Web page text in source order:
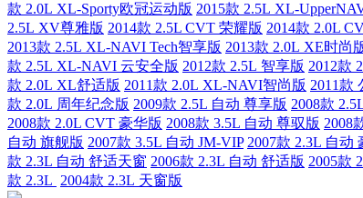
款 2.0L XL-Sporty欧冠运动版 2015款 2.5L XL-
2.5L XV尊雅版 2014款 2.5L CVT 荣耀版 2014款 2.0L
2013款 2.5L XL-NAVI Tech智享版 2013款 2.0L XE时尚
款 2.5L XL-NAVI 云安全版 2012款 2.5L 智享版 2012款
款 2.0L XL舒适版 2011款 2.0L XL-NAVI智尚版 2011款
款 2.0L 周年纪念版 2009款 2.5L 自动 尊享版 2008款
2008款 2.0L CVT 豪华版 2008款 3.5L 自动 尊驭版 2008
自动 旗舰版 2007款 3.5L 自动 JM-VIP 2007款 2.3L 自动
款 2.3L 自动 舒适天窗 2006款 2.3L 自动 舒适版 2005款
款 2.3L 2004款 2.3L 天窗版